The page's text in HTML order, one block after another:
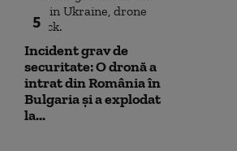
5
Incident grav de
securitate: O dronă a
intrat din România în
Bulgaria şi a explodat
la...